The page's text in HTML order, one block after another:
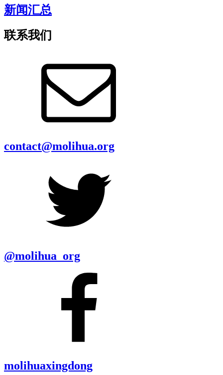
新闻汇总
联系我们
contact@molihua.org
@molihua_org
molihuaxingdong